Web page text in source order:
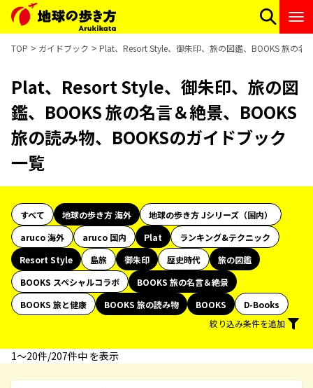
TOP ガイドブック Plat、Resort Style、御朱印、旅の図鑑、BOOKS 旅の名
Plat、Resort Style、御朱印、旅の図
鑑、BOOKS 旅の名言＆絶景、BOOKS
旅の読み物、BOOKSのガイドブック
一覧
すべて 地球の歩き方 海外
地球の歩き方 Jシリーズ（国内）
aruco 海外
aruco 国内 Plat
ランキング&テクニック
Resort Style
島旅 御朱印 歴史時代
旅の図鑑
BOOKS スペシャルコラボ
BOOKS 旅の名言＆絶景
BOOKS 旅と健康
BOOKS 旅の読み物 BOOKS
D-Books
絞り込み条件を追加
1〜20件/207件中 を表示